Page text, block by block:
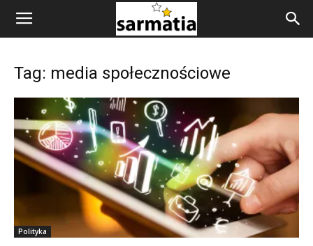
Tag: media społecznościowe
Polityka